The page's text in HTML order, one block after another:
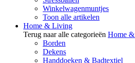
Winkelwagenmuntjes
Toon alle artikelen
Home & Living
Terug naar alle categorieën Home
Borden
Dekens
Handdoeken & Badtextiel